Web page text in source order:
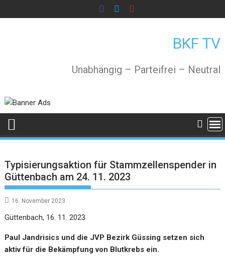
to
BKF TV
Unabhängig – Parteifrei – Neutral
Typisierungsaktion für Stammzellenspender in
Güttenbach am 24. 11. 2023
16. November 2023
Güttenbach, 16. 11. 2023
Paul Jandrisics und die JVP Bezirk Güssing setzen sich
aktiv für die Bekämpfung von Blutkrebs ein.